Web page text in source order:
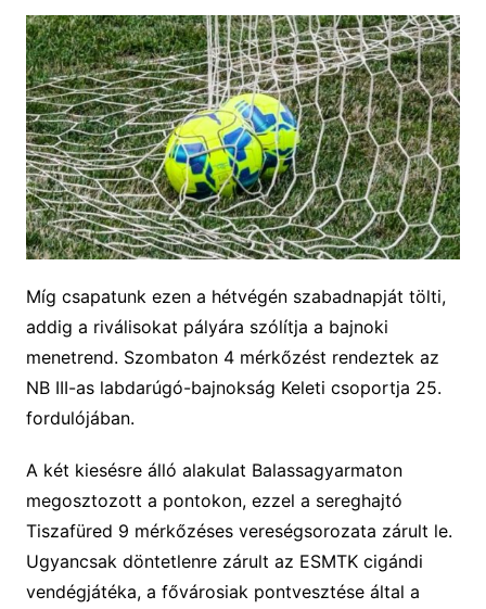
Míg csapatunk ezen a hétvégén szabadnapját tölti,
addig a riválisokat pályára szólítja a bajnoki
menetrend. Szombaton 4 mérkőzést rendeztek az
NB III-as labdarúgó-bajnokság Keleti csoportja 25.
fordulójában.
A két kiesésre álló alakulat Balassagyarmaton
megosztozott a pontokon, ezzel a sereghajtó
Tiszafüred 9 mérkőzéses vereségsorozata zárult le.
Ugyancsak döntetlenre zárult az ESMTK cigándi
vendégjátéka, a fővárosiak pontvesztése által a